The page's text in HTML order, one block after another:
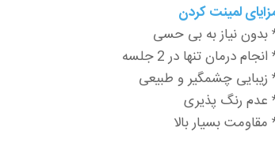
لمینت کردن
بدون نیاز به بی حسی
درمان تنها در 2 جلسه
زیبایی چشمگیر و طبیعی
عدم رنگ پذیری
مقاومت بسیار بالا